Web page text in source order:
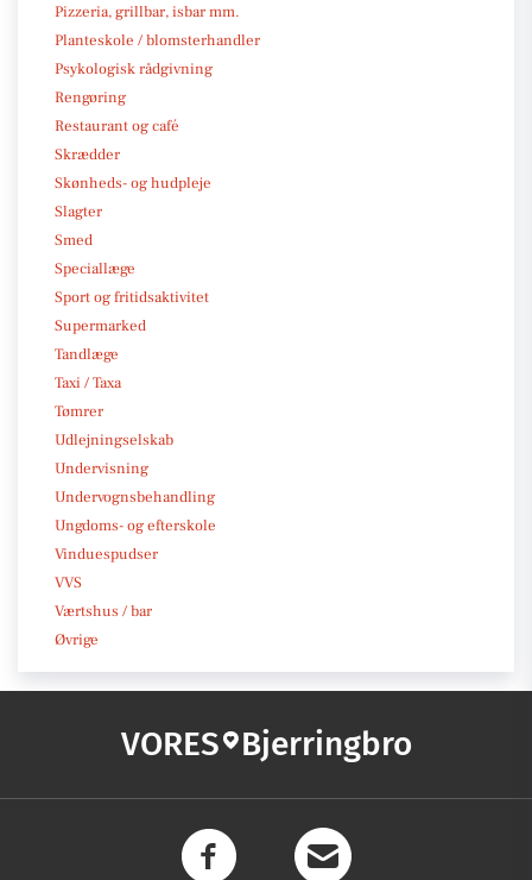
Pizzeria, grillbar, isbar mm.
Planteskole / blomsterhandler
Psykologisk rådgivning
Rengøring
Restaurant og café
Skrædder
Skønheds- og hudpleje
Slagter
Smed
Speciallæge
Sport og fritidsaktivitet
Supermarked
Tandlæge
Taxi / Taxa
Tømrer
Udlejningselskab
Undervisning
Undervognsbehandling
Ungdoms- og efterskole
Vinduespudser
VVS
Værtshus / bar
Øvrige
VORES Bjerringbro